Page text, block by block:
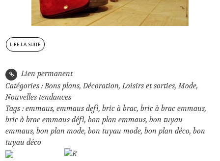
lire la suite
Lien permanent
Catégories :Bons plans,Décoration,Loisirs et sorties,Mode,
Nouvelles tendances
Tags :emmaus,emmaus defi,bric à brac,bric à brac emmaus,
bric à brac emmaus défi,bon plan emmaus,bon tuyau
emmaus,bon plan mode,bon tuyau mode,bon plan déco,bon
tuyau déco